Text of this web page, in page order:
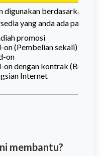
digunakan berdasarkan
yang anda ada pada
promosi
(Pembelian sekali)
on
on dengan kontrak
Internet
membantu?